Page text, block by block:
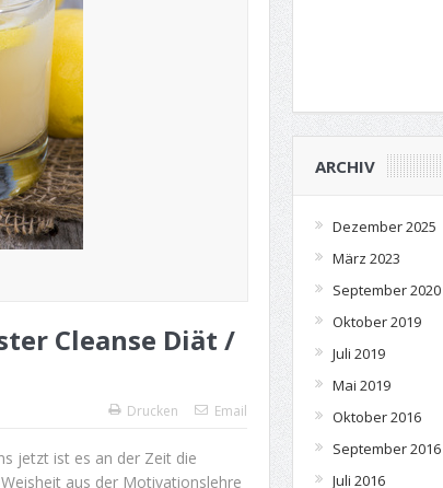
Cleanse Diät /
Drucken Email
jetzt ist es an der Zeit die
aus der Motivationslehre
ARCHIV
Dezember 2025
März 2023
September 2020
Oktober 2019
Juli 2019
Mai 2019
Oktober 2016
September 2016
Juli 2016